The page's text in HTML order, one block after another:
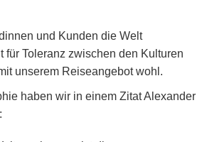
und Kunden die Welt
für Toleranz zwischen den Kulturen
unserem Reiseangebot wohl.
haben wir in einem Zitat Alexander